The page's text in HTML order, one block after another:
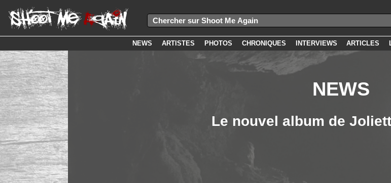
NEWS ARTISTES PHOTOS CHRONIQUES INTERVIEWS ARTICLES
NEWS
Le nouvel album de